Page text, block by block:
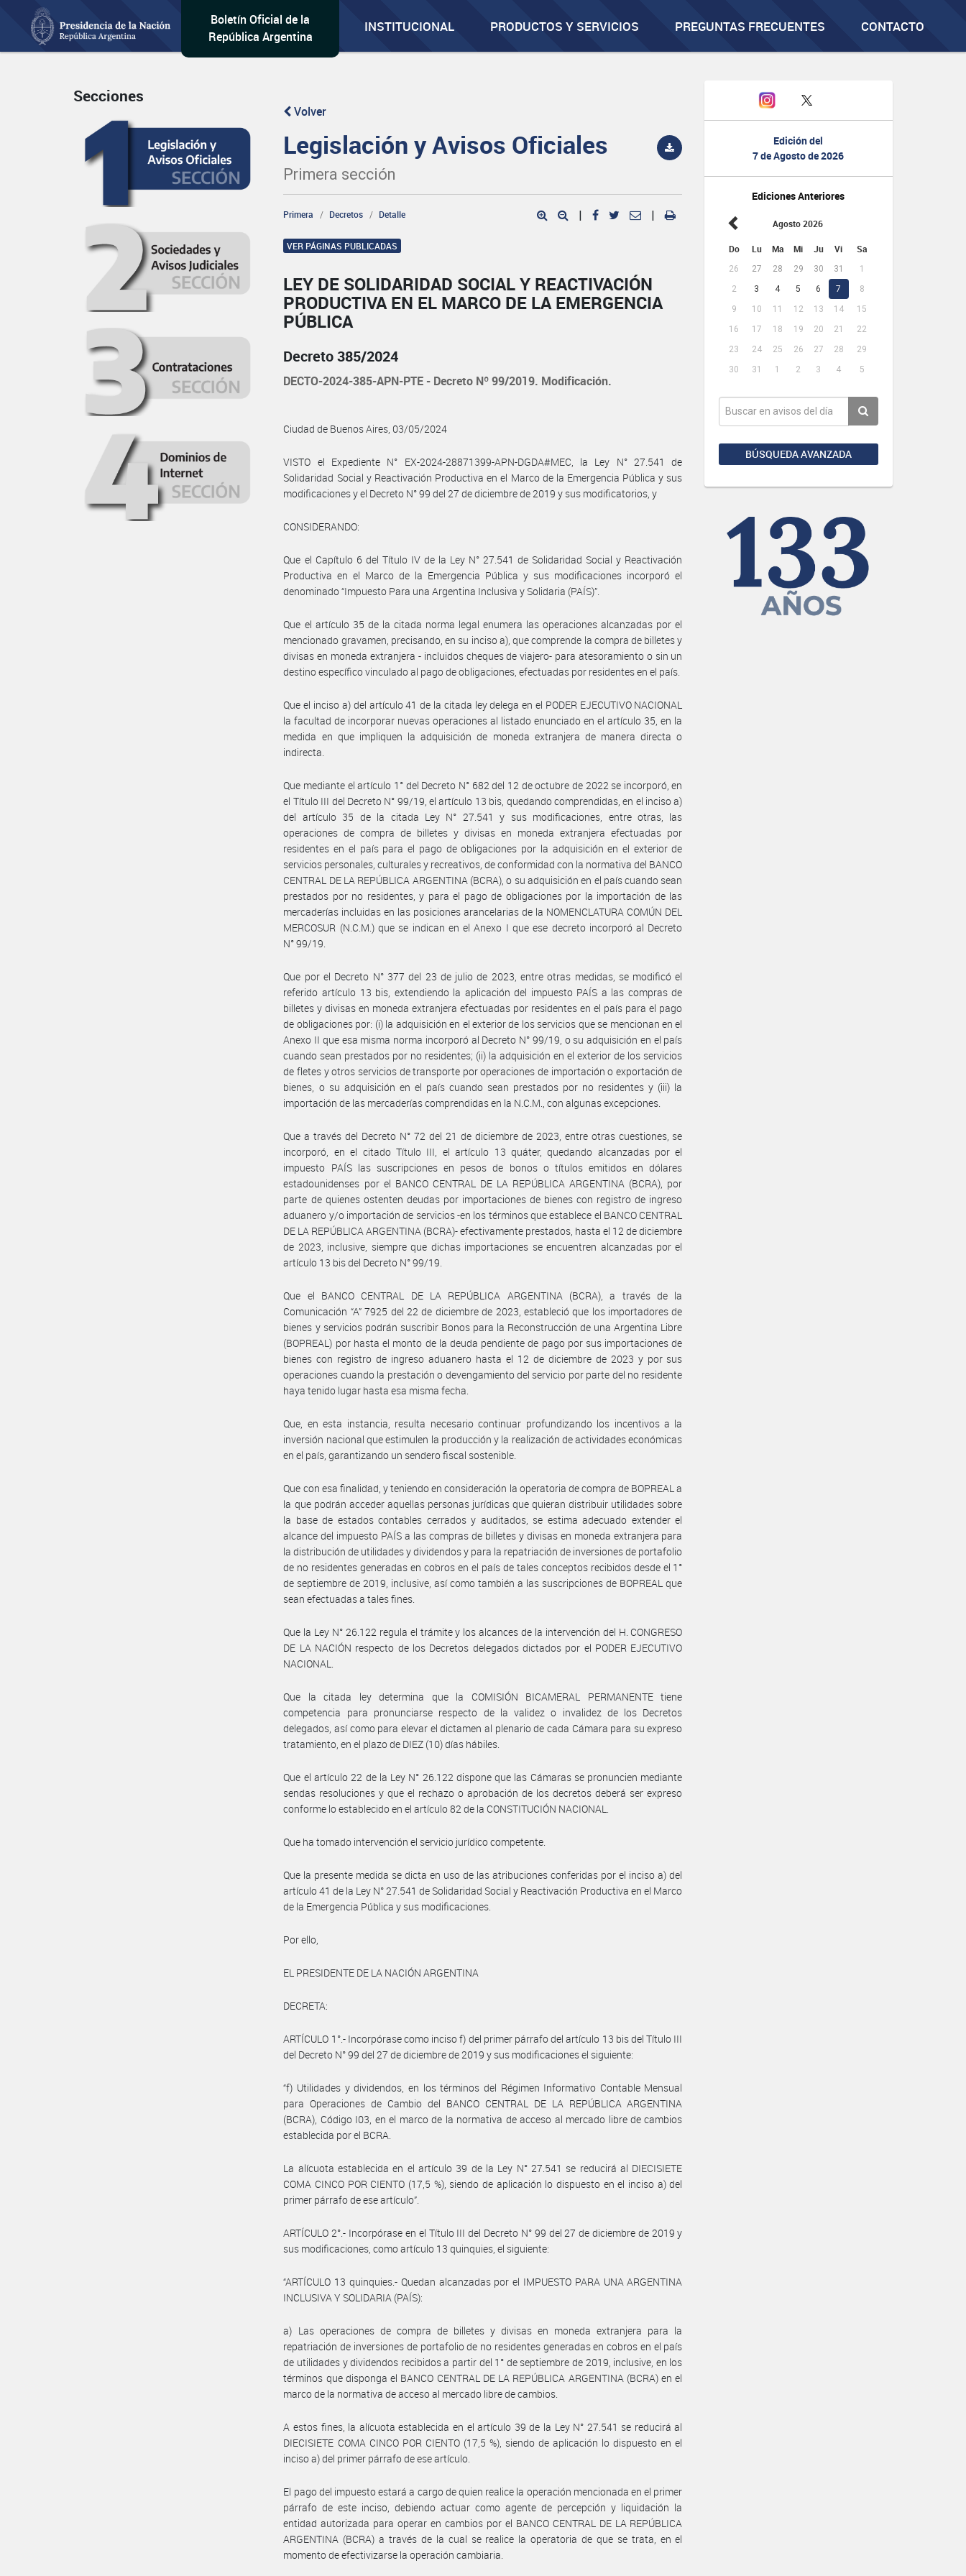
Boletín Oficial de la
República Argentina
INSTITUCIONAL PRODUCTOS Y SERVICIOS PREGUNTAS FRECUENTES CONTACTO
Edición del
7 de Agosto de 2026
Ediciones Anteriores
Agosto 2026
Do Lu Ma Mi Ju Vi Sa
26 27 28 29 30 31
1
2
3 4 5 6 7
8
9
10 11 12 13 14
15
16
17 18 19 20 21
22
23
24 25 26 27 28
29
30
31 1 2 3 4 5
BÚSQUEDA AVANZADA
Secciones
Volver
Legislación y Avisos Oficiales
Primera sección
Primera Decretos Detalle | |
VER PÁGINAS PUBLICADAS
LEY DE SOLIDARIDAD SOCIAL Y REACTIVACIÓN
PRODUCTIVA EN EL MARCO DE LA EMERGENCIA
PÚBLICA
Decreto 385/2024
DECTO-2024-385-APN-PTE - Decreto Nº 99/2019. Modificación.
Ciudad de Buenos Aires, 03/05/2024
VISTO el Expediente N° EX-2024-28871399-APN-DGDA#MEC, la Ley N° 27.541 de
Solidaridad Social y Reactivación Productiva en el Marco de la Emergencia Pública y sus
modificaciones y el Decreto N° 99 del 27 de diciembre de 2019 y sus modificatorios, y
CONSIDERANDO:
Que el Capítulo 6 del Título IV de la Ley N° 27.541 de Solidaridad Social y Reactivación
Productiva en el Marco de la Emergencia Pública y sus modificaciones incorporó el
denominado “Impuesto Para una Argentina Inclusiva y Solidaria (PAÍS)”.
Que el artículo 35 de la citada norma legal enumera las operaciones alcanzadas por el
mencionado gravamen, precisando, en su inciso a), que comprende la compra de billetes y
divisas en moneda extranjera - incluidos cheques de viajero- para atesoramiento o sin un
destino específico vinculado al pago de obligaciones, efectuadas por residentes en el país.
Que el inciso a) del artículo 41 de la citada ley delega en el PODER EJECUTIVO NACIONAL
la facultad de incorporar nuevas operaciones al listado enunciado en el artículo 35, en la
medida en que impliquen la adquisición de moneda extranjera de manera directa o
indirecta.
Que mediante el artículo 1° del Decreto N° 682 del 12 de octubre de 2022 se incorporó, en
el Título III del Decreto N° 99/19, el artículo 13 bis, quedando comprendidas, en el inciso a)
del artículo 35 de la citada Ley N° 27.541 y sus modificaciones, entre otras, las
operaciones de compra de billetes y divisas en moneda extranjera efectuadas por
residentes en el país para el pago de obligaciones por la adquisición en el exterior de
servicios personales, culturales y recreativos, de conformidad con la normativa del BANCO
CENTRAL DE LA REPÚBLICA ARGENTINA (BCRA), o su adquisición en el país cuando sean
prestados por no residentes, y para el pago de obligaciones por la importación de las
mercaderías incluidas en las posiciones arancelarias de la NOMENCLATURA COMÚN DEL
MERCOSUR (N.C.M.) que se indican en el Anexo I que ese decreto incorporó al Decreto
N° 99/19.
Que por el Decreto N° 377 del 23 de julio de 2023, entre otras medidas, se modificó el
referido artículo 13 bis, extendiendo la aplicación del impuesto PAÍS a las compras de
billetes y divisas en moneda extranjera efectuadas por residentes en el país para el pago
de obligaciones por: (i) la adquisición en el exterior de los servicios que se mencionan en el
Anexo II que esa misma norma incorporó al Decreto N° 99/19, o su adquisición en el país
cuando sean prestados por no residentes; (ii) la adquisición en el exterior de los servicios
de fletes y otros servicios de transporte por operaciones de importación o exportación de
bienes, o su adquisición en el país cuando sean prestados por no residentes y (iii) la
importación de las mercaderías comprendidas en la N.C.M., con algunas excepciones.
Que a través del Decreto N° 72 del 21 de diciembre de 2023, entre otras cuestiones, se
incorporó, en el citado Título III, el artículo 13 quáter, quedando alcanzadas por el
impuesto PAÍS las suscripciones en pesos de bonos o títulos emitidos en dólares
estadounidenses por el BANCO CENTRAL DE LA REPÚBLICA ARGENTINA (BCRA), por
parte de quienes ostenten deudas por importaciones de bienes con registro de ingreso
aduanero y/o importación de servicios -en los términos que establece el BANCO CENTRAL
DE LA REPÚBLICA ARGENTINA (BCRA)- efectivamente prestados, hasta el 12 de diciembre
de 2023, inclusive, siempre que dichas importaciones se encuentren alcanzadas por el
artículo 13 bis del Decreto N° 99/19.
Que el BANCO CENTRAL DE LA REPÚBLICA ARGENTINA (BCRA), a través de la
Comunicación “A” 7925 del 22 de diciembre de 2023, estableció que los importadores de
bienes y servicios podrán suscribir Bonos para la Reconstrucción de una Argentina Libre
(BOPREAL) por hasta el monto de la deuda pendiente de pago por sus importaciones de
bienes con registro de ingreso aduanero hasta el 12 de diciembre de 2023 y por sus
operaciones cuando la prestación o devengamiento del servicio por parte del no residente
haya tenido lugar hasta esa misma fecha.
Que, en esta instancia, resulta necesario continuar profundizando los incentivos a la
inversión nacional que estimulen la producción y la realización de actividades económicas
en el país, garantizando un sendero fiscal sostenible.
Que con esa finalidad, y teniendo en consideración la operatoria de compra de BOPREAL a
la que podrán acceder aquellas personas jurídicas que quieran distribuir utilidades sobre
la base de estados contables cerrados y auditados, se estima adecuado extender el
alcance del impuesto PAÍS a las compras de billetes y divisas en moneda extranjera para
la distribución de utilidades y dividendos y para la repatriación de inversiones de portafolio
de no residentes generadas en cobros en el país de tales conceptos recibidos desde el 1°
de septiembre de 2019, inclusive, así como también a las suscripciones de BOPREAL que
sean efectuadas a tales fines.
Que la Ley N° 26.122 regula el trámite y los alcances de la intervención del H. CONGRESO
DE LA NACIÓN respecto de los Decretos delegados dictados por el PODER EJECUTIVO
NACIONAL.
Que la citada ley determina que la COMISIÓN BICAMERAL PERMANENTE tiene
competencia para pronunciarse respecto de la validez o invalidez de los Decretos
delegados, así como para elevar el dictamen al plenario de cada Cámara para su expreso
tratamiento, en el plazo de DIEZ (10) días hábiles.
Que el artículo 22 de la Ley N° 26.122 dispone que las Cámaras se pronuncien mediante
sendas resoluciones y que el rechazo o aprobación de los decretos deberá ser expreso
conforme lo establecido en el artículo 82 de la CONSTITUCIÓN NACIONAL.
Que ha tomado intervención el servicio jurídico competente.
Que la presente medida se dicta en uso de las atribuciones conferidas por el inciso a) del
artículo 41 de la Ley N° 27.541 de Solidaridad Social y Reactivación Productiva en el Marco
de la Emergencia Pública y sus modificaciones.
Por ello,
EL PRESIDENTE DE LA NACIÓN ARGENTINA
DECRETA:
ARTÍCULO 1°.- Incorpórase como inciso f) del primer párrafo del artículo 13 bis del Título III
del Decreto N° 99 del 27 de diciembre de 2019 y sus modificaciones el siguiente:
“f) Utilidades y dividendos, en los términos del Régimen Informativo Contable Mensual
para Operaciones de Cambio del BANCO CENTRAL DE LA REPÚBLICA ARGENTINA
(BCRA), Código I03, en el marco de la normativa de acceso al mercado libre de cambios
establecida por el BCRA.
La alícuota establecida en el artículo 39 de la Ley N° 27.541 se reducirá al DIECISIETE
COMA CINCO POR CIENTO (17,5 %), siendo de aplicación lo dispuesto en el inciso a) del
primer párrafo de ese artículo”.
ARTÍCULO 2°.- Incorpórase en el Título III del Decreto N° 99 del 27 de diciembre de 2019 y
sus modificaciones, como artículo 13 quinquies, el siguiente:
“ARTÍCULO 13 quinquies.- Quedan alcanzadas por el IMPUESTO PARA UNA ARGENTINA
INCLUSIVA Y SOLIDARIA (PAÍS):
a) Las operaciones de compra de billetes y divisas en moneda extranjera para la
repatriación de inversiones de portafolio de no residentes generadas en cobros en el país
de utilidades y dividendos recibidos a partir del 1° de septiembre de 2019, inclusive, en los
términos que disponga el BANCO CENTRAL DE LA REPÚBLICA ARGENTINA (BCRA) en el
marco de la normativa de acceso al mercado libre de cambios.
A estos fines, la alícuota establecida en el artículo 39 de la Ley N° 27.541 se reducirá al
DIECISIETE COMA CINCO POR CIENTO (17,5 %), siendo de aplicación lo dispuesto en el
inciso a) del primer párrafo de ese artículo.
El pago del impuesto estará a cargo de quien realice la operación mencionada en el primer
párrafo de este inciso, debiendo actuar como agente de percepción y liquidación la
entidad autorizada para operar en cambios por el BANCO CENTRAL DE LA REPÚBLICA
ARGENTINA (BCRA) a través de la cual se realice la operatoria de que se trata, en el
momento de efectivizarse la operación cambiaria.